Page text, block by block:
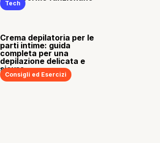
Tech
Crema depilatoria per le
parti intime: guida
completa per una
depilazione delicata e
sicura
Consigli ed Esercizi